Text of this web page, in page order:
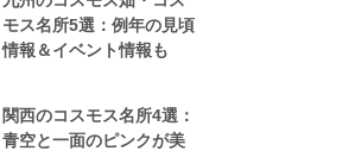
モス名所5選：例年の見頃
情報＆イベント情報も
関西のコスモス名所4選：
青空と一面のピンクが美